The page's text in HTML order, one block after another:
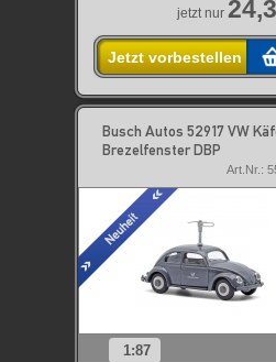
jetzt nur
Jetzt vorbestellen
Busch Autos 52917 VW
Brezelfenster DBP
Art.Nr.:
1:87